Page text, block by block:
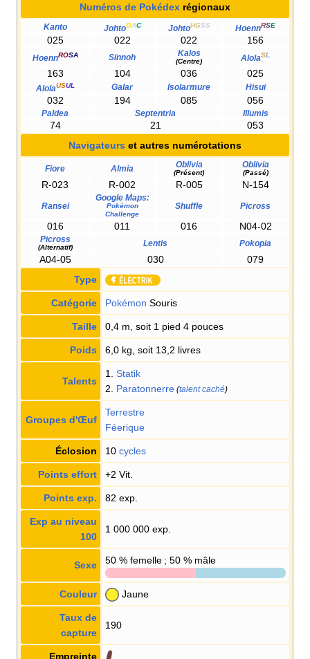
Numéros de Pokédex régionaux
Kanto JohtoOAC JohtoHGSS HoennRSE
025 022 022 156
HoennROSA Sinnoh Kalos
(Centre) AlolaSL
163 104 036 025
AlolaUSUL Galar Isolarmure Hisui
032 194 085 056
Paldea Septentria Illumis
74 21
053
Navigateurs et autres numérotations
Fiore Almia Oblivia
(Présent)
Oblivia
(Passé)
R-023 R-002 R-005 N-154
Ransei
Google Maps:
Pokémon
Challenge
Shuffle Picross
016 011 016 N04-02
Picross
(Alternatif) Lentis Pokopia
A04-05 030
079
Type
Catégorie Pokémon Souris
Taille 0,4 m, soit 1 pied 4 pouces
Poids 6,0 kg, soit 13,2 livres
Talents
1. Statik
2. Paratonnerre (talent caché)
Groupes d'Œuf
Terrestre
Féerique
Éclosion 10 cycles
Points effort +2 Vit.
Points exp. 82 exp.
Exp au niveau
100
1 000 000 exp.
Sexe 50 % femelle ; 50 % mâle
Couleur Jaune
Taux de
capture
190
Empreinte